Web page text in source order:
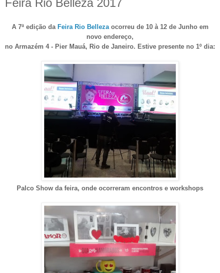
Feira Rio Belleza 2017
A 7ª edição da Feira Rio Bellezaocorreu de 10 à 12 de Junho em
novo endereço,
no Armazém 4 - Pier Mauá, Rio de Janeiro. Estive presente no 1º dia:
Palco Show da feira, onde ocorreram encontros e workshops